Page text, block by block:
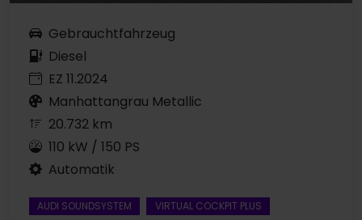
Gebrauchtfahrzeug
Diesel
EZ 11.2024
Manhattangrau Metallic
20.732 km
110 kW / 150 PS
Automatik
AUDI SOUNDSYSTEM
VIRTUAL COCKPIT PLUS